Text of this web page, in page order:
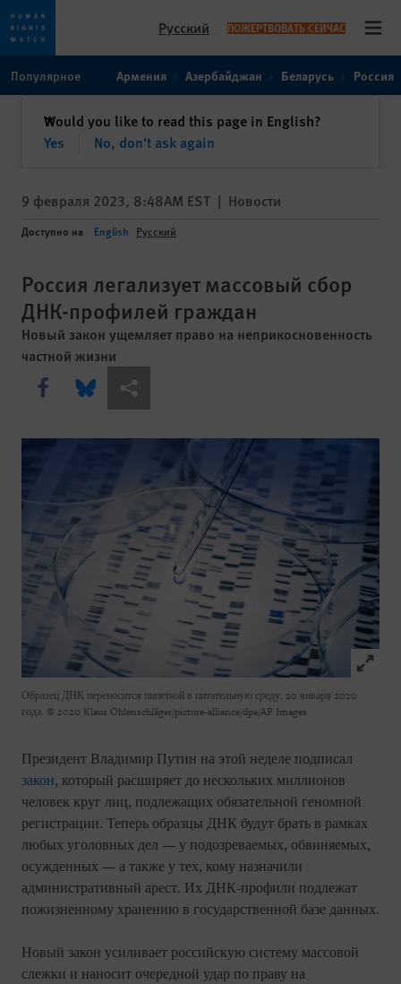
toto
content
Русский ПОЖЕРТВОВАТЬ СЕЙЧАС
Популярное Армения Азербайджан Беларусь Россия
Would you like to read this page in English?
Yes
No, don't ask again
✕закрыть
9 февраля 2023, 8:48AM EST | Новости
Доступно на English Русский
Россия легализует массовый сбор
ДНК-профилей граждан
Новый закон ущемляет право на неприкосновенность
частной жизни
Share this via Facebook
Share this via Bluesky
Share this via Поделиться
Click
Образец ДНК переносится пипеткой в питательную среду, 20 января 2020
года. © 2020 Klaus Ohlenschläger/picture-alliance/dpa/AP Images
Президент Владимир Путин на этой неделе подписал
закон, который расширяет до нескольких миллионов
человек круг лиц, подлежащих обязательной геномной
регистрации. Теперь образцы ДНК будут брать в рамках
любых уголовных дел — у подозреваемых, обвиняемых,
осужденных — а также у тех, кому назначили
административный арест. Их ДНК-профили подлежат
пожизненному хранению в государственной базе данных.
Новый закон усиливает российскую систему массовой
слежки и наносит очередной удар по праву на